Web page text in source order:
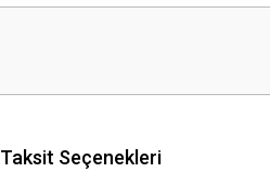
Taksit Seçenekleri